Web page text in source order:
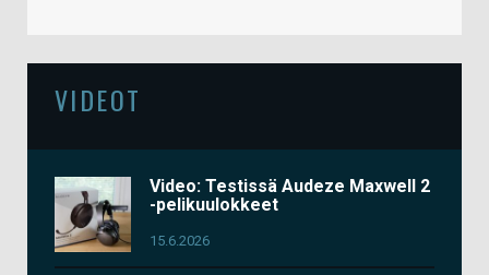
VIDEOT
Video: Testissä Audeze Maxwell 2
-pelikuulokkeet
15.6.2026